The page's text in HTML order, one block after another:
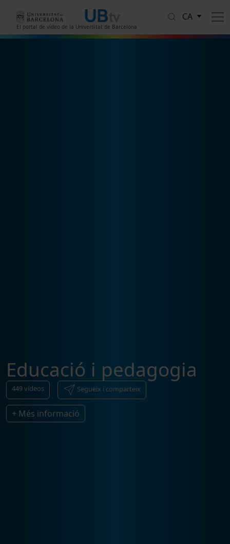
El portal de vídeo de la Universitat de Barcelona
CA
Educació i pedagogia
449vídeos Segueix i comparteix
+ Més informació